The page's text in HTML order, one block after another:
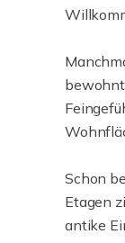
Schon
Etagen
antike